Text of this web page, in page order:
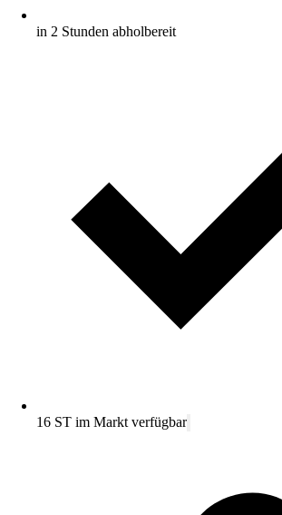
in 2 Stunden abholbereit
16 ST im Markt verfügbar